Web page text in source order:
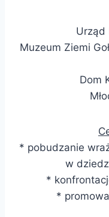
Urząd
Muzeum Ziemi
Dom
* pobudzanie
w
*
*